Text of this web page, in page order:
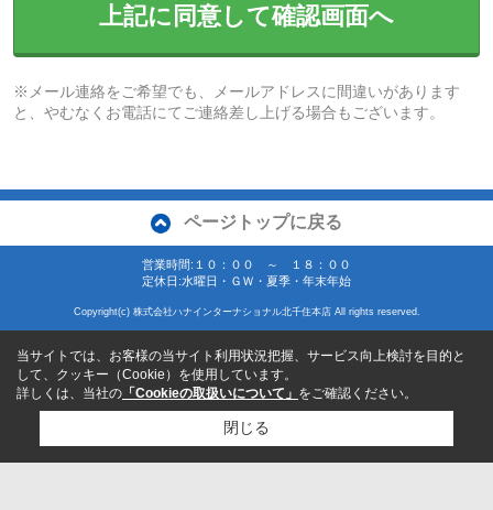
上記に同意して確認画面へ
※メール連絡をご希望でも、メールアドレスに間違いがあります
と、やむなくお電話にてご連絡差し上げる場合もございます。
ページトップに戻る
営業時間:１０：００ ～ １８：００
定休日:水曜日・ＧＷ・夏季・年末年始
Copyright(c) 株式会社ハナインターナショナル北千住本店 All rights reserved.
当サイトでは、お客様の当サイト利用状況把握、サービス向上検討を目的と
して、クッキー（Cookie）を使用しています。
詳しくは、当社の 「Cookieの取扱いについて」 をご確認ください。
閉じる